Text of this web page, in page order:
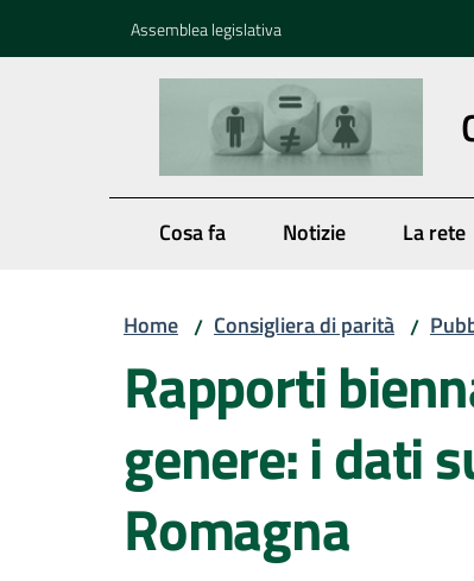
Assemblea legislativa
Cosa fa Notizie La rete
Home / Consigliera di parità /
Rapporti
genere: i dati
Romagna